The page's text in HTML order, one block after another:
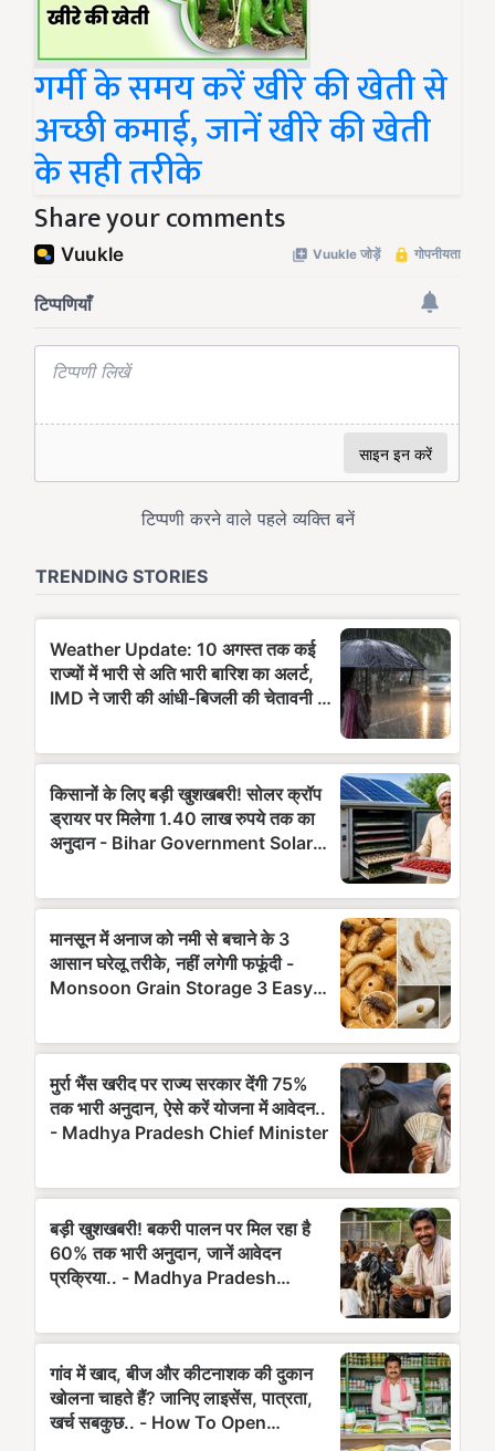
गर्मी के समय करें खीरे की खेती से
अच्छी कमाई, जानें खीरे की खेती
के सही तरीके
Share your comments